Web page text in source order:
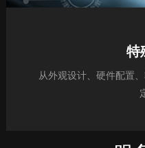
特
从外观设计、硬件配置